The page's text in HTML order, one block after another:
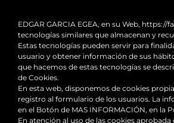
EDGAR GARCIA EGEA, en su Web,
tecnologías similares que almacenan y
Estas tecnologías pueden servir para
usuario y obtener información de sus
que hacemos de estas tecnologías se
de Cookies.
En esta web, disponemos de cookies
registro al formulario de los usuarios. La
en el Botón de MAS INFORMACIÓN, en la
En atención al uso de las cookies
horario se atiende
Email